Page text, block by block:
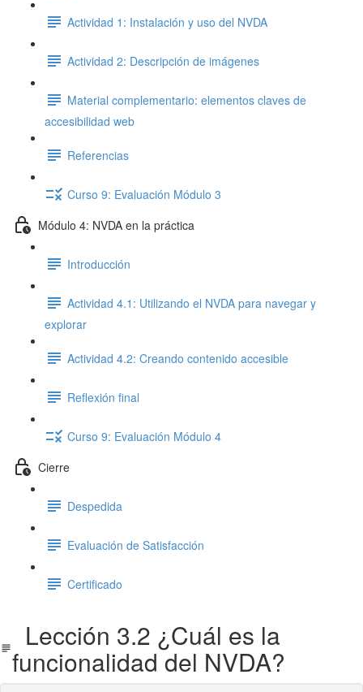
Actividad 1: Instalación y uso del NVDA
Actividad 2: Descripción de imágenes
Material complementario: elementos claves de
accesibilidad web
Referencias
Curso 9: Evaluación Módulo 3
Módulo 4: NVDA en la práctica
Introducción
Actividad 4.1: Utilizando el NVDA para navegar y
explorar
Actividad 4.2: Creando contenido accesible
Reflexión final
Curso 9: Evaluación Módulo 4
Cierre
Despedida
Evaluación de Satisfacción
Certificado
Lección 3.2 ¿Cuál es la
funcionalidad del NVDA?